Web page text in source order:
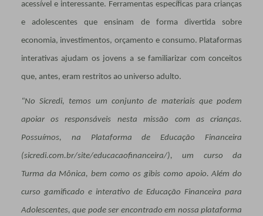
acessível e interessante. Ferramentas específicas para crianças
e adolescentes que ensinam de forma divertida sobre
economia, investimentos, orçamento e consumo. Plataformas
interativas ajudam os jovens a se familiarizar com conceitos
que, antes, eram restritos ao universo adulto.
“No Sicredi, temos um conjunto de materiais que podem
apoiar os responsáveis nesta missão com as crianças.
Possuímos, na Plataforma de Educação Financeira
(sicredi.com.br/site/educacaofinanceira/), um curso da
Turma da Mônica, bem como os gibis como apoio. Além do
curso gamificado e interativo de Educação Financeira para
Adolescentes, que pode ser encontrado em nossa plataforma